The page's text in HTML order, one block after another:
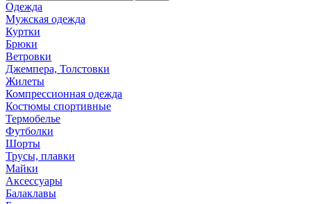
Одежда
Мужская одежда
Куртки
Брюки
Ветровки
Джемпера, Толстовки
Жилеты
Компрессионная одежда
Костюмы спортивные
Термобелье
Футболки
Шорты
Трусы, плавки
Майки
Аксессуары
Балаклавы